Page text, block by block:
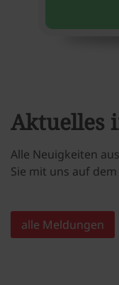
Aktuelles
Alle Neuigkeiten
Sie mit uns auf
alle Meldungen